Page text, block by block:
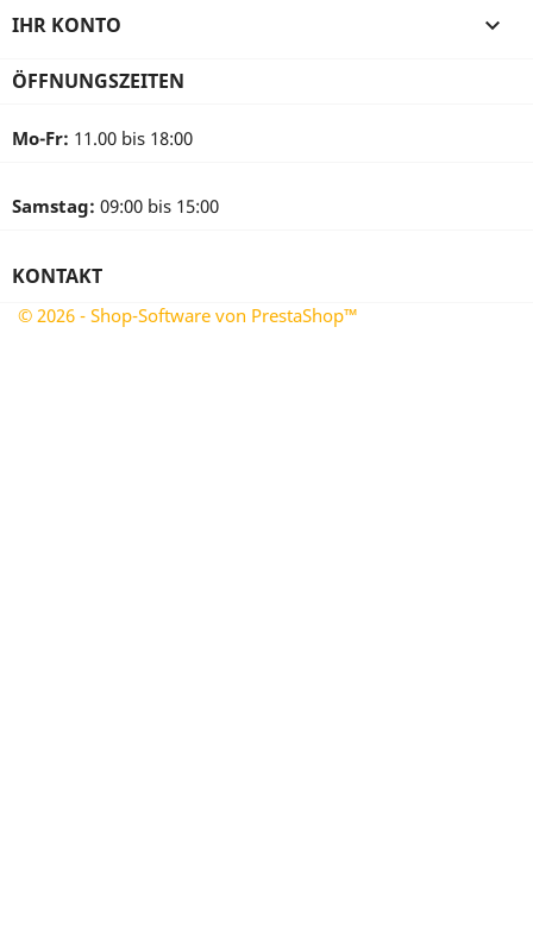
IHR KONTO 
ÖFFNUNGSZEITEN
Mo-Fr: 11.00 bis 18:00
Samstag: 09:00 bis 15:00
KONTAKT
© 2026 - Shop-Software von PrestaShop™